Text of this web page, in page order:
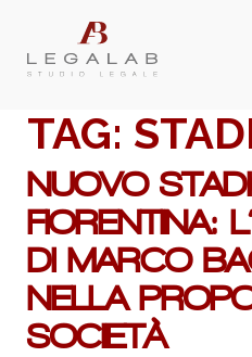
TAG:
NUOVO
FIORENTINA:
DI MARCO
NELLA
SOCIETÀ